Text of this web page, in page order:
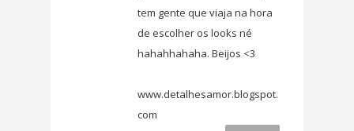
tem gente que viaja na hora
de escolher os looks né
hahahhahaha. Beijos <3
www.detalhesamor.blogspot.
com